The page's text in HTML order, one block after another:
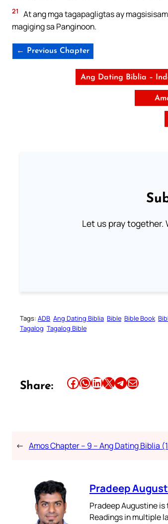
21
At ang mga tagapagligtas ay
magiging sa Panginoon.
← Previous Chapter
Ang Dating Biblia –
Let us pray together.
Tags: ADB Ang Dating Biblia Bible Bible Book
Tagalog Tagalog Bible
Share: Share this article on Facebook Share this article on WhatsApp Share this article on LinkedIn Share this article on X Share this article on TelegramEmail this Article
← Amos Chapter – 9 – Ang Dating Biblia
Pradeep
Pradeep Augustine
Readings in multiple